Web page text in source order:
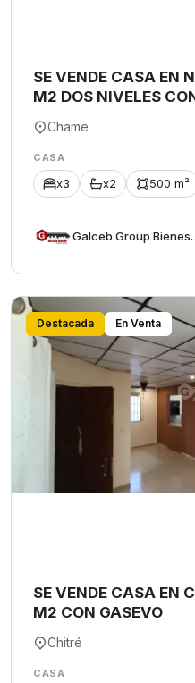
SE VENDE CASA EN
M2 DOS NIVELES
Chame
CASA
x3 x2 500 m²
Galceb
Destacada En Venta
SE VENDE CASA EN
M2 CON GASEVO
Chitré
CASA